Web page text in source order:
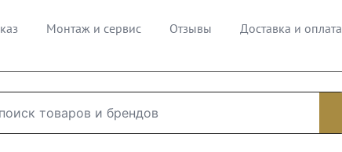
Монтаж и сервис Отзывы Доставка и оплата